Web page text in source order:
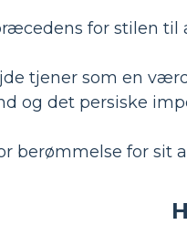
for stilen til
tjener som en
og det persiske
berømmelse for sit